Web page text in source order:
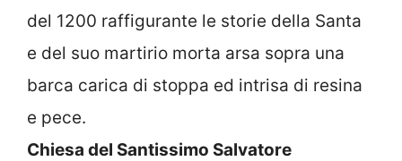
del 1200 raffigurante le storie della Santa
e del suo martirio morta arsa sopra una
barca carica di stoppa ed intrisa di resina
e pece.
Chiesa del Santissimo Salvatore